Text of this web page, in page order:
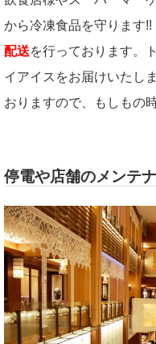
から冷凍食品を守ります
配送を行っております。
イアイスをお届けいたし
おりますので、もしもの
停電や店舗のメンテ